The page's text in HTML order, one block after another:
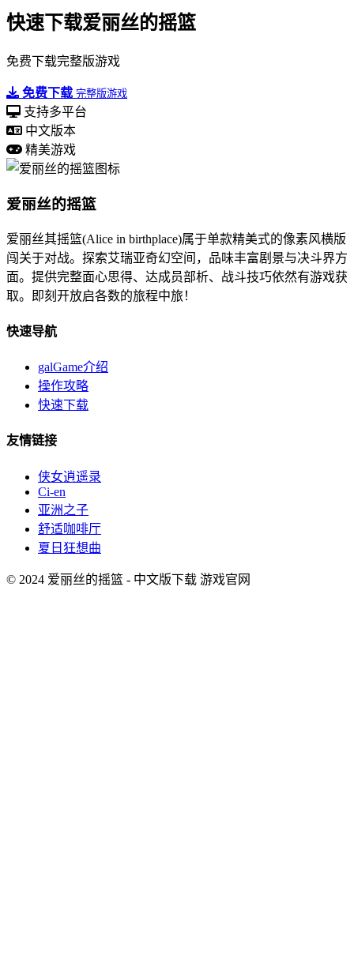
快速下载爱丽丝的摇篮
免费下载完整版游戏
免费下载 完整版游戏
支持多平台
中文版本
精美游戏
爱丽丝的摇篮
爱丽丝其摇篮(Alice in birthplace)属于单款精美式的像素风横版
闯关于对战。探索艾瑞亚奇幻空间，品味丰富剧景与决斗界方
面。提供完整面心思得、达成员部析、战斗技巧依然有游戏获
取。即刻开放启各数的旅程中旅！
快速导航
galGame介绍
操作攻略
快速下载
友情链接
侠女逍遥录
Ci-en
亚洲之子
舒适咖啡厅
夏日狂想曲
© 2024 爱丽丝的摇篮 - 中文版下载 游戏官网